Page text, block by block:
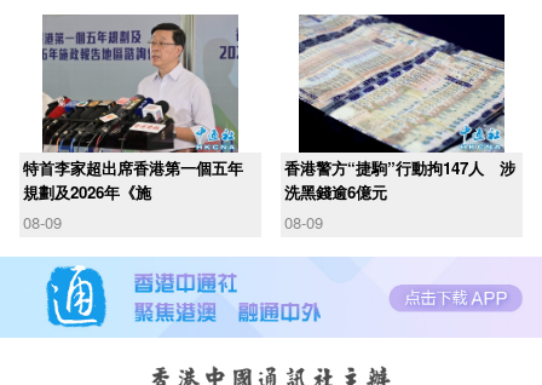
​特首李家超出席香港第一個五年
規劃及2026年《施
08-09
香港警方“捷駒”行動拘147人 涉
洗黑錢逾6億元
08-09